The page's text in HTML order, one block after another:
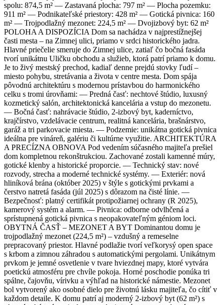
spolu: 874,5 m² — Zastavaná plocha: 797 m² — Plocha pozemku:
911 m² — Podnikateľské priestory: 428 m² — Gotická pivnica: 160
m² — Trojpodlažný mezonet: 224,5 m² — Dvojizbový byt: 62 m²
POLOHA A DISPOZÍCIA Dom sa nachádza v najprestížnejšej
časti mesta – na Zimnej ulici, priamo v srdci historického jadra.
Hlavné priečelie smeruje do Zimnej ulice, zatiaľ čo bočná fasáda
tvorí unikátnu Uličku obchodu a služieb, ktorá patrí priamo k domu.
Je to živý mestský prechod, kadiaľ denne prejdú stovky ľudí –
miesto pohybu, stretávania a života v centre mesta. Dom spája
pôvodnú architektúru s modernou prístavbou do harmonického
celku s tromi úrovňami: — Predná časť: nechtové štúdio, luxusný
kozmetický salón, architektonická kancelária a vstup do mezonetu.
— Bočná časť: nahrávacie štúdio, 2-izbový byt, kaderníctvo,
krajčírstvo, vzdelávacie centrum, realitná kancelária, brašnárstvo,
garáž a tri parkovacie miesta. — Podzemie: unikátna gotická pivnica
ideálna pre vináreň, galériu či kultúrne využitie. ARCHITEKTÚRA
A PRECÍZNA OBNOVA Pod vedením súčasného majiteľa prešiel
dom kompletnou rekonštrukciou. Zachované zostali kamenné múry,
gotické klenby a historické proporcie. — Technický stav: nové
rozvody, strecha a moderné technické systémy. — Exteriér: nová
hliníková brána (október 2025) v štýle s gotickými prvkami a
čerstvo natretá fasáda (júl 2025) s dôrazom na čisté línie. —
Bezpečnosť: platný certifikát protipožiarnej ochrany (R 2025),
kamerový systém a alarm. — Pivnica: odborne odvlhčená a
sprístupnená gotická pivnica s neopakovateľným géniom loci.
OBYTNÁ ČASŤ – MEZONET A BYT Dominantou domu je
trojpodlažný mezonet (224,5 m²) – vzdušný a remeselne
prepracovaný priestor. Hlavné podlažie tvorí veľkorysý open space
s krbom a zimnou záhradou s automatickými pergolami. Unikátnym
prvkom je jemné osvetlenie v tvare hviezdnej mapy, ktoré vytvára
poetickú atmosféru pre chvíle pokoja. Horné poschodie ponúka tri
spálne, čajovňu, vírivku a výhľad na historické námestie. Mezonet
bol vytvorený ako osobné dielo pre životnú lásku majiteľa, čo cítiť v
každom detaile. K domu patrí aj moderný 2-izbový byt (62 m²) s